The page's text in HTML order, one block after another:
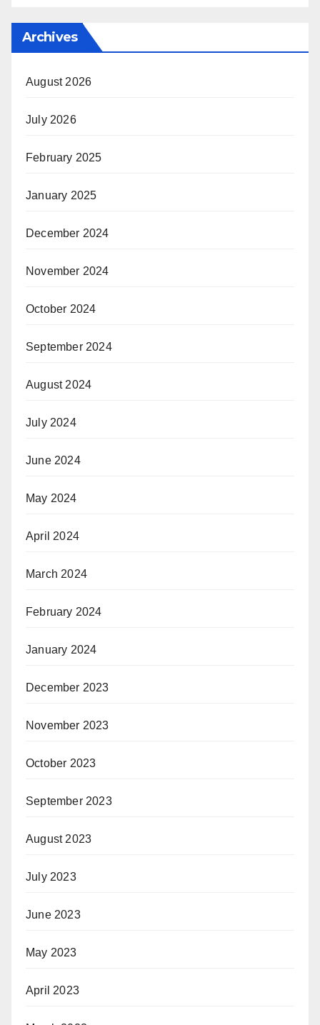
Archives
August 2026
July 2026
February 2025
January 2025
December 2024
November 2024
October 2024
September 2024
August 2024
July 2024
June 2024
May 2024
April 2024
March 2024
February 2024
January 2024
December 2023
November 2023
October 2023
September 2023
August 2023
July 2023
June 2023
May 2023
April 2023